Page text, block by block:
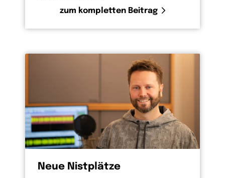
zum kompletten Beitrag
Neue Nistplätze